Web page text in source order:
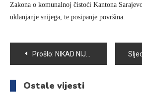
Zakona o komunalnoj čistoći Kantona
uklanjanje snijega, te posipanje površina.
Navigacija
članaka
Prošlo: NIKAD NIJE KASNO ZA DOBRE STVARI – VJEŽBATI U PEDESETIM ČINI DOBRO CIJELOM ORGANIZMU
Ostale vijesti